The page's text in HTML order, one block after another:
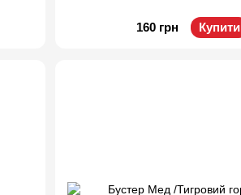
160 грн Купити